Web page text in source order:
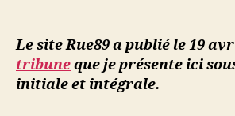
M
u
Le site Rue89 a publié le 19
tribuneque je présente ici
initiale et intégrale.